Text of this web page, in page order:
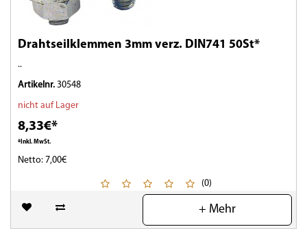
Drahtseilklemmen 3mm verz. DIN741 50St*
..
Artikelnr. 30548
nicht auf Lager
8,33€*
*Inkl. MwSt.
Netto: 7,00€
(0)
+ Mehr